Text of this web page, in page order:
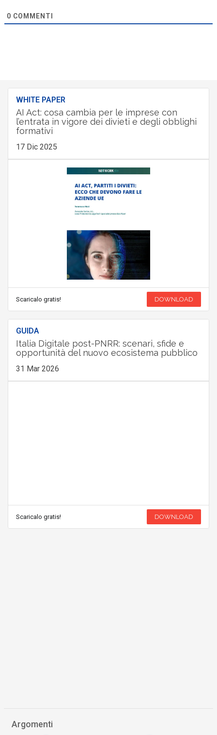
0 COMMENTI
WHITE PAPER
AI Act: cosa cambia per le imprese con
l’entrata in vigore dei divieti e degli obblighi
formativi
17 Dic 2025
Scaricalo gratis! DOWNLOAD
GUIDA
Italia Digitale post-PNRR: scenari, sfide e
opportunità del nuovo ecosistema pubblico
31 Mar 2026
Scaricalo gratis! DOWNLOAD
Argomenti